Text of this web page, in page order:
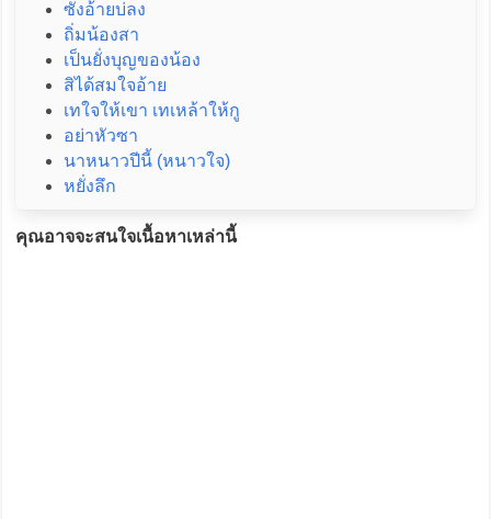
ซังอ้ายบ่ลง
ถิ่มน้องสา
เป็นยั่งบุญของน้อง
สิได้สมใจอ้าย
เทใจให้เขา เทเหล้าให้กู
อย่าหัวซา
นาหนาวปีนี้ (หนาวใจ)
หยั่งลึก
คุณอาจจะสนใจเนื้อหาเหล่านี้